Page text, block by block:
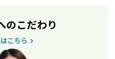
のこだわり
こちら